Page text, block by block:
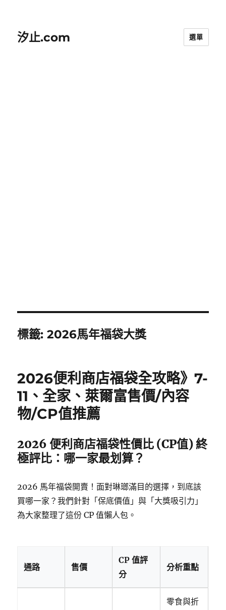
汐止.com 選單
標籤:2026馬年福袋大獎
2026便利商店福袋全攻略》7-
11、全家、萊爾富售價/內容
物/CP值推薦
2026 便利商店福袋性價比 (CP值) 終
極評比：哪一家最划算？
2026 馬年福袋開賣！面對琳瑯滿目的選擇，到底該
買哪一家？我們針對「保底價值」與「大獎吸引力」
為大家整理了這份 CP 值懶人包。
通路 售價
CP 值評
分
分析重點
零食與折